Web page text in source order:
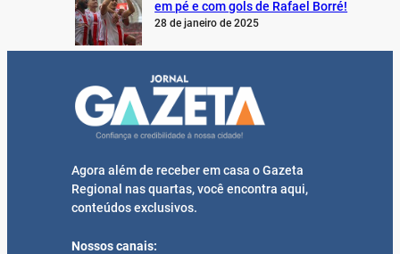
em pé e com gols de Rafael Borré!
28 de janeiro de 2025
Agora além de receber em casa o Gazeta
Regional nas quartas, você encontra aqui,
conteúdos exclusivos.
Nossos canais: